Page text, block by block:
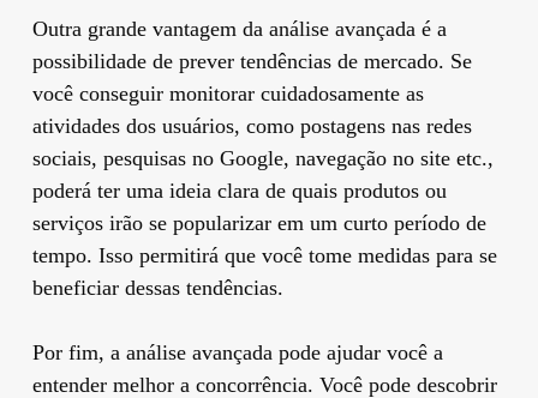
Outra grande vantagem da análise avançada é a
possibilidade de prever tendências de mercado. Se
você conseguir monitorar cuidadosamente as
atividades dos usuários, como postagens nas redes
sociais, pesquisas no Google, navegação no site etc.,
poderá ter uma ideia clara de quais produtos ou
serviços irão se popularizar em um curto período de
tempo. Isso permitirá que você tome medidas para se
beneficiar dessas tendências.
Por fim, a análise avançada pode ajudar você a
entender melhor a concorrência. Você pode descobrir